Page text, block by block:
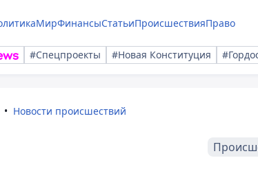
МирФинансыСтатьиПроисшествияПраво
#Спецпроекты #Новая Конституция
Новости происшествий